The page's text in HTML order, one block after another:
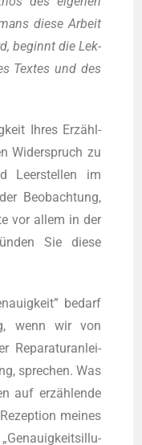
die­se Arbeit
beginnt die Lek­
Tex­tes und des
Ihres Erzähl­
Wider­spruch zu
Leer­stel­len im
Beob­ach­tung,
vor allem in der
Sie die­se
bedarf
wenn wir von
Repa­ra­tur­an­lei­
spre­chen. Was
auf erzäh­len­de
mei­nes